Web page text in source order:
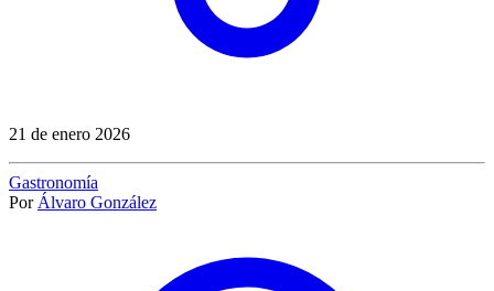
21 de enero 2026
Gastronomía
Por Álvaro González